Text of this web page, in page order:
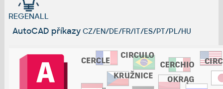
REGENALL
AutoCAD příkazy CZ/EN/DE/FR/IT/ES/PT/PL/HU